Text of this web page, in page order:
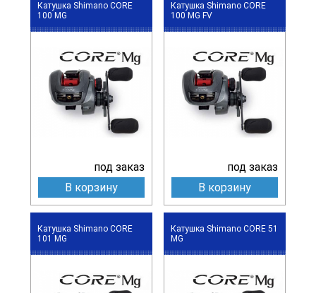
Катушка Shimano CORE
100 MG
под заказ
В корзину
Катушка Shimano CORE
100 MG FV
под заказ
В корзину
Катушка Shimano CORE
101 MG
Катушка Shimano CORE 51
MG